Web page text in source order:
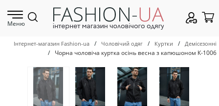
Меню
Інтернет-магазин Fashion-ua / Чоловічий одяг / Куртки / Демісезонні
/ Чорна чоловіча куртка осінь весна з капюшоном К-1006